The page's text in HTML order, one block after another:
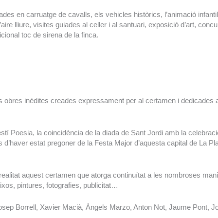
en carruatge de cavalls, els vehicles històrics, l’animació
lliure, visites guiades al celler i al santuari, exposició d’art,
toc de sirena de la finca.
inèdites creades expressament per al certamen i
Poesia, la coincidència de la diada de Sant Jordi amb la
estat pregoner de la Festa Major d’aquesta capital de La
aquest certamen que atorga continuïtat a les nombroses
pintures, fotografies, publicitat…
Borrell, Xavier Macià, Àngels Marzo, Anton Not, Jaume Pont,